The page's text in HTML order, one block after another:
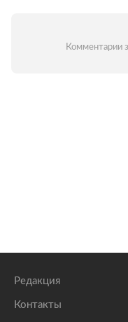
Комментарии
Редакция
Контакты